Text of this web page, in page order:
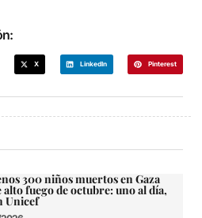
X LinkedIn Pinterest
300 niños muertos en Gaza
alto fuego de octubre: uno al día,
Unicef